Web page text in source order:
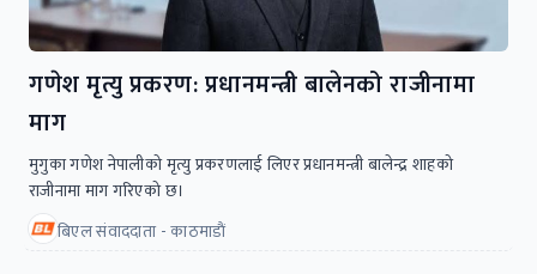
गणेश मृत्यु प्रकरण: प्रधानमन्त्री बालेनको राजीनामा
माग
मुगुका गणेश नेपालीको मृत्यु प्रकरणलाई लिएर प्रधानमन्त्री बालेन्द्र शाहको
राजीनामा माग गरिएको छ।
बिएल संवाददाता - काठमाडाैं